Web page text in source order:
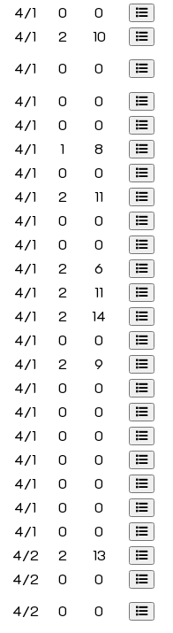
4/1 0
0
4/1 2
10
4/1 0
0
4/1 0
0
4/1 0
0
4/1 1
8
4/1 0
0
4/1 2
11
4/1 0
0
4/1 0
0
4/1 2
6
4/1 2
11
4/1 2
14
4/1 0
0
4/1 2
9
4/1 0
0
4/1 0
0
4/1 0
0
4/1 0
0
4/1 0
0
4/1 0
0
4/1 0
0
4/2 2
13
4/2 0
0
4/2 0 0